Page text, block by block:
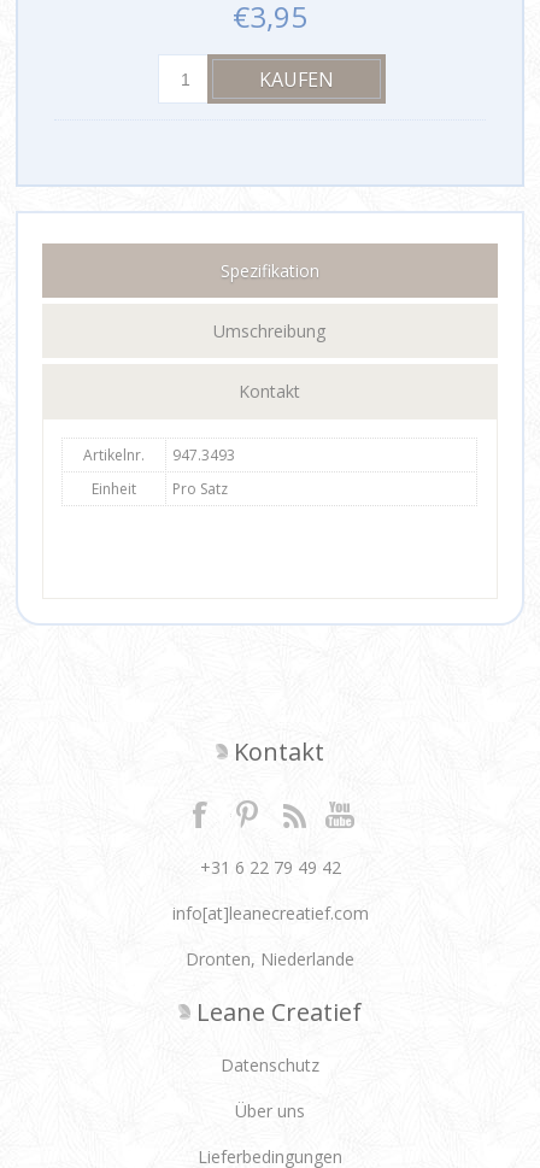
€3,95
Spezifikation
Umschreibung
Kontakt
Artikelnr.
947.3493
Einheit
Pro Satz
Kontakt
+31 6 22 79 49 42
info[at]leanecreatief.com
Dronten, Niederlande
Leane Creatief
Datenschutz
Über uns
Lieferbedingungen